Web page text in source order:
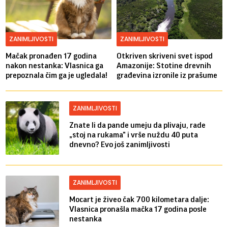
ZANIMLJIVOSTI
Mačak pronađen 17 godina
nakon nestanka: Vlasnica ga
prepoznala čim ga je ugledala!
ZANIMLJIVOSTI
Otkriven skriveni svet ispod
Amazonije: Stotine drevnih
građevina izronile iz prašume
ZANIMLJIVOSTI
Znate li da pande umeju da plivaju, rade
„stoj na rukama” i vrše nuždu 40 puta
dnevno? Evo još zanimljivosti
ZANIMLJIVOSTI
Mocart je živeo čak 700 kilometara dalje:
Vlasnica pronašla mačka 17 godina posle
nestanka